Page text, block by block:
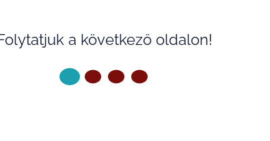
a következő oldalon!